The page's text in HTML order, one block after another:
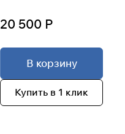
20 500 Р
В корзину
Купить в 1 клик